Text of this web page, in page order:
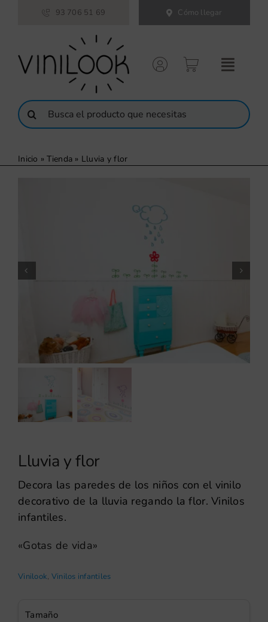
93 706 51 69 Cómo llegar
Buscar:
Inicio »Tienda » Lluvia y flor
Lluvia y flor
Decora las paredes de los niños con el vinilo
decorativo de la lluvia regando la flor. Vinilos
infantiles.
«Gotas de vida»
Vinilook, Vinilos infantiles
Tamaño